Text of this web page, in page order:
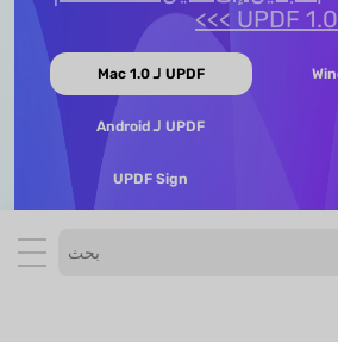
UPDF 1.0 >>>
UPDF لـ Mac 1.0
UPDF لـ Android
UPDF Sign